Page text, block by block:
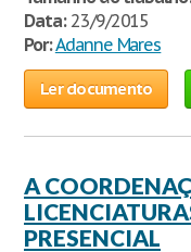
Data:23/9/2015
Por:Adanne Mares
Ler documento
A
PRESENCIAL